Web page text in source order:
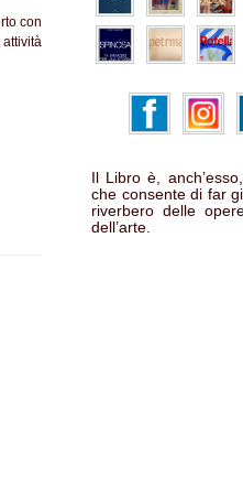
con
Il Libro è,
che consente di far
riverbero delle
dell’arte.